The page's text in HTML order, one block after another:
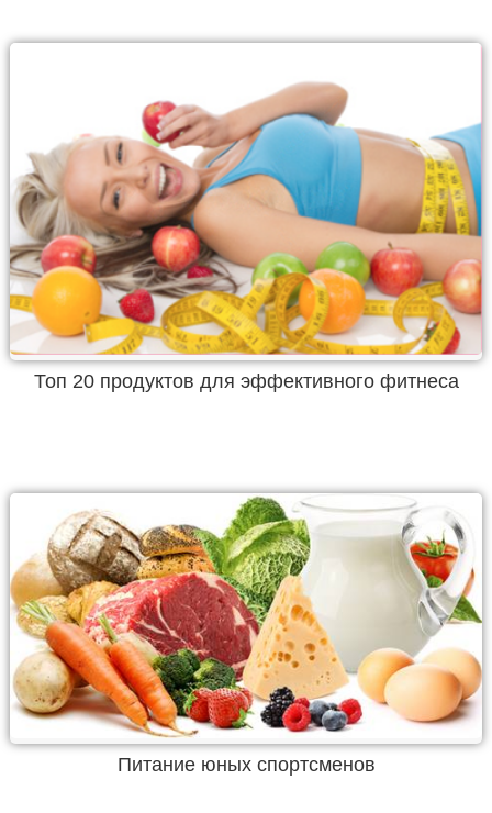
Топ 20 продуктов для эффективного фитнеса
Питание юных спортсменов